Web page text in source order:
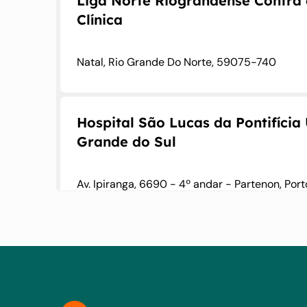
Estado de Desempenho Cooperativo Oncológico do
do medicamento do estudo, ou tem DPI/
não pode ser descartada por imagem durante a
Clínica
Natal, Rio Grande Do Norte, 59075-740
Hospital São Lucas da
Grande do Sul
Av. Ipiranga, 6690 - 4º andar - Partenon,
Hospital São Rafael